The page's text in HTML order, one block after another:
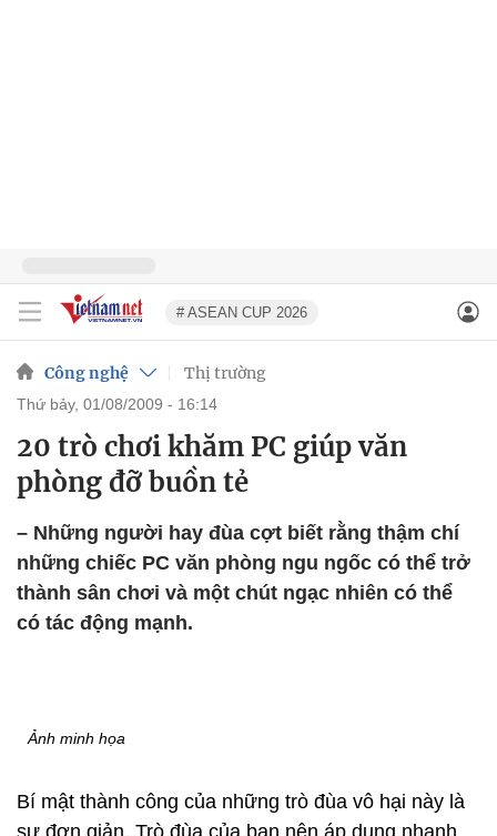
# ASEAN CUP 2026
Công nghệ Thị trường
thứ bảy, 01/08/2009 - 16:14
20 trò chơi khăm PC giúp văn
phòng đỡ buồn tẻ
– Những người hay đùa cợt biết rằng thậm chí
những chiếc PC văn phòng ngu ngốc có thể trở
thành sân chơi và một chút ngạc nhiên có thể
có tác động mạnh.
Ảnh minh họa
Bí mật thành công của những trò đùa vô hại này là
sự đơn giản. Trò đùa của bạn nên áp dụng nhanh